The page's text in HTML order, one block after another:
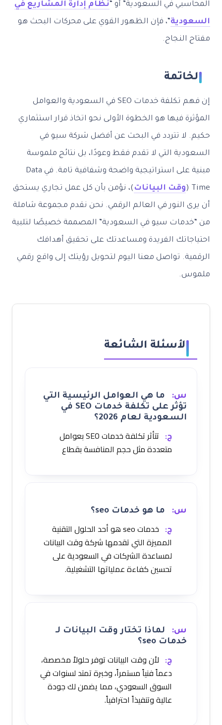
المحاسبي في السعودية” أو “نظام إدارة المشاريع في
السعودية“، فإن الظهور القوي على محركات البحث هو
مفتاح النجاح.
الخاتمة
إن فهم تكلفة خدمات SEO في السعودية والعوامل
المؤثرة فيها هو الخطوة الأولى نحو اتخاذ قرار استثماري
حكيم. لا تتردد في البحث عن أفضل شركة سيو في
السعودية التي لا تقدم فقط وعودًا، بل نتائج ملموسة
مبنية على استراتيجية واضحة وشفافية تامة. في Data
Time ( وقت البيانات )، نؤمن بأن كل عمل تجاري يستحق
أن يرى النور في العالم الرقمي. نحن نقدم مجموعة شاملة
من “خدمات سيو في السعودية” المصممة خصيصًا لتلبية
احتياجاتك الفريدة ومساعدتك على تحقيق أهدافك
الرقمية. تواصل معنا اليوم لتحويل رؤيتك إلى واقع رقمي
ملموس.
الأسئلة الشائعة
س:
ما هي العوامل الرئيسية التي
تؤثر على تكلفة خدمات SEO في
السعودية لعام 2026؟
ج:
تتأثر تكلفة خدمات SEO بعوامل
متعددة مثل حجم المنافسة بقطاع
س: ما هو خدمات seo؟
ج:
خدمات seo هو أحد الحلول التقنية
المميزة التي تقدمها شركة وقت البيانات
لمساعدة الشركات في السعودية على
تحسين كفاءة عملياتها التشغيلية.
س:
لماذا تختار وقت البيانات لـ
خدمات seo؟
ج: لأن وقت البيانات توفر حلولاً مخصصة،
دعماً فنياً مستمراً، وخبرة تمتد لسنوات في
السوق السعودي، مما يضمن لك جودة
عالية وتنفيذاً احترافياً.